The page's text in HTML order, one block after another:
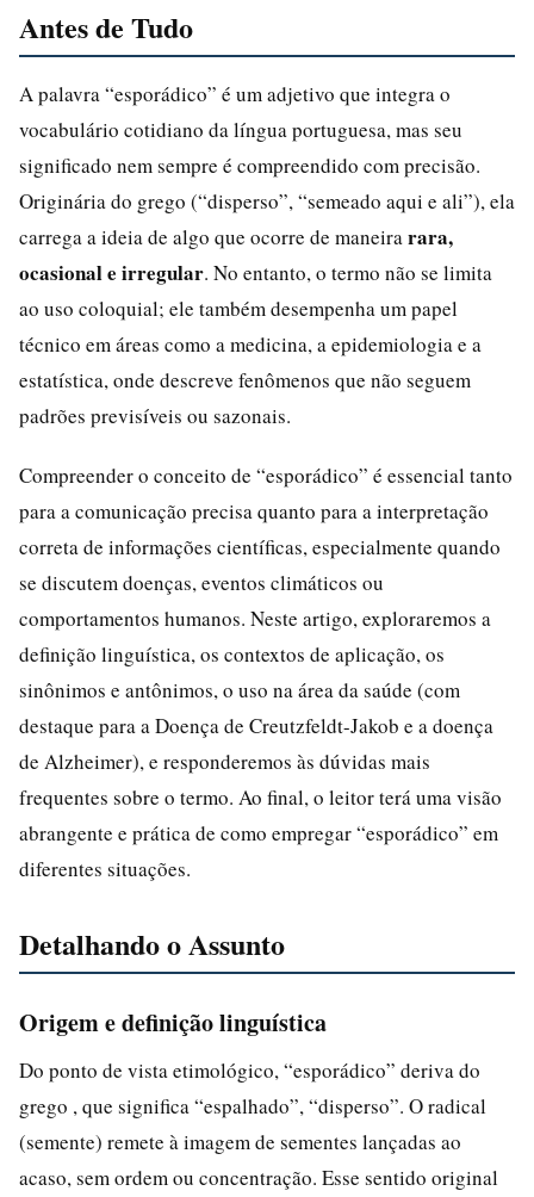
Antes de Tudo
A palavra “esporádico” é um adjetivo que integra o
vocabulário cotidiano da língua portuguesa, mas seu
significado nem sempre é compreendido com precisão.
Originária do grego (“disperso”, “semeado aqui e ali”), ela
carrega a ideia de algo que ocorre de maneira rara,
ocasional e irregular. No entanto, o termo não se limita
ao uso coloquial; ele também desempenha um papel
técnico em áreas como a medicina, a epidemiologia e a
estatística, onde descreve fenômenos que não seguem
padrões previsíveis ou sazonais.
Compreender o conceito de “esporádico” é essencial tanto
para a comunicação precisa quanto para a interpretação
correta de informações científicas, especialmente quando
se discutem doenças, eventos climáticos ou
comportamentos humanos. Neste artigo, exploraremos a
definição linguística, os contextos de aplicação, os
sinônimos e antônimos, o uso na área da saúde (com
destaque para a Doença de Creutzfeldt-Jakob e a doença
de Alzheimer), e responderemos às dúvidas mais
frequentes sobre o termo. Ao final, o leitor terá uma visão
abrangente e prática de como empregar “esporádico” em
diferentes situações.
Detalhando o Assunto
Origem e definição linguística
Do ponto de vista etimológico, “esporádico” deriva do
grego , que significa “espalhado”, “disperso”. O radical
(semente) remete à imagem de sementes lançadas ao
acaso, sem ordem ou concentração. Esse sentido original